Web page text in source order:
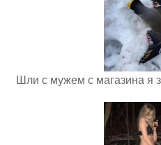
Шли с мужем с магазина я